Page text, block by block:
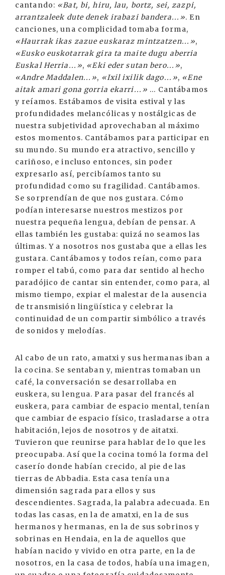
cantando: «Bat, bi, hiru, lau, bortz, sei, zazpi,
arrantzaleek dute denek irabazi bandera...». En
canciones, una complicidad tomaba forma,
«Haurrak ikas zazue euskaraz mintzatzen...»,
«Eusko euskotarrak gira ta maite dugu aberria
Euskal Herria...», «Eki eder sutan bero...»,
«Andre Maddalen...», «Ixil ixilik dago...», «Ene
aitak amari gona gorria ekarri...» ... Cantábamos
y reíamos. Estábamos de visita estival y las
profundidades melancólicas y nostálgicas de
nuestra subjetividad aprovechaban al máximo
estos momentos. Cantábamos para participar en
su mundo. Su mundo era atractivo, sencillo y
cariñoso, e incluso entonces, sin poder
expresarlo así, percibíamos tanto su
profundidad como su fragilidad. Cantábamos.
Se sorprendían de que nos gustara. Cómo
podían interesarse nuestros mestizos por
nuestra pequeña lengua, debían de pensar. A
ellas también les gustaba: quizá no seamos las
últimas. Y a nosotros nos gustaba que a ellas les
gustara. Cantábamos y todos reían, como para
romper el tabú, como para dar sentido al hecho
paradójico de cantar sin entender, como para, al
mismo tiempo, expiar el malestar de la ausencia
de transmisión lingüística y celebrar la
continuidad de un compartir simbólico a través
de sonidos y melodías.
Al cabo de un rato, amatxi y sus hermanas iban a
la cocina. Se sentaban y, mientras tomaban un
café, la conversación se desarrollaba en
euskera, su lengua. Para pasar del francés al
euskera, para cambiar de espacio mental, tenían
que cambiar de espacio físico, trasladarse a otra
habitación, lejos de nosotros y de aitatxi.
Tuvieron que reunirse para hablar de lo que les
preocupaba. Así que la cocina tomó la forma del
caserío donde habían crecido, al pie de las
tierras de Abbadia. Esta casa tenía una
dimensión sagrada para ellos y sus
descendientes. Sagrada, la palabra adecuada. En
todas las casas, en la de amatxi, en la de sus
hermanos y hermanas, en la de sus sobrinos y
sobrinas en Hendaia, en la de aquellos que
habían nacido y vivido en otra parte, en la de
nosotros, en la casa de todos, había una imagen,